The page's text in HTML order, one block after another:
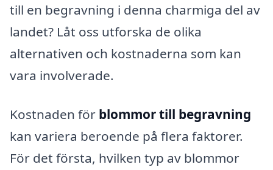
till en begravning i denna charmiga del av
landet? Låt oss utforska de olika
alternativen och kostnaderna som kan
vara involverade.
Kostnaden för blommor till begravning
kan variera beroende på flera faktorer.
För det första, hvilken typ av blommor